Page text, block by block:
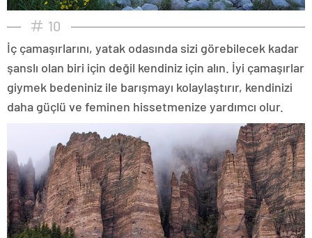
10
İç çamaşırlarını, yatak odasında sizi görebilecek kadar
şanslı olan biri için değil kendiniz için alın. İyi çamaşırlar
giymek bedeniniz ile barışmayı kolaylaştırır, kendinizi
daha güçlü ve feminen hissetmenize yardımcı olur.